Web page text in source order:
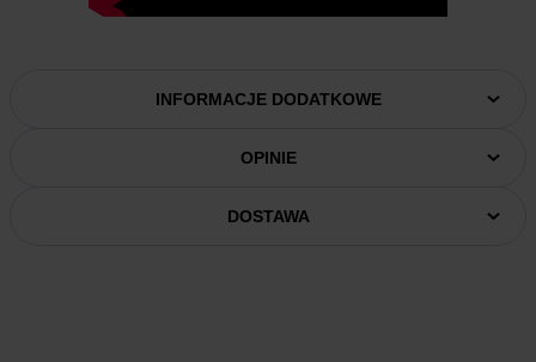
INFORMACJE DODATKOWE
OPINIE
DOSTAWA